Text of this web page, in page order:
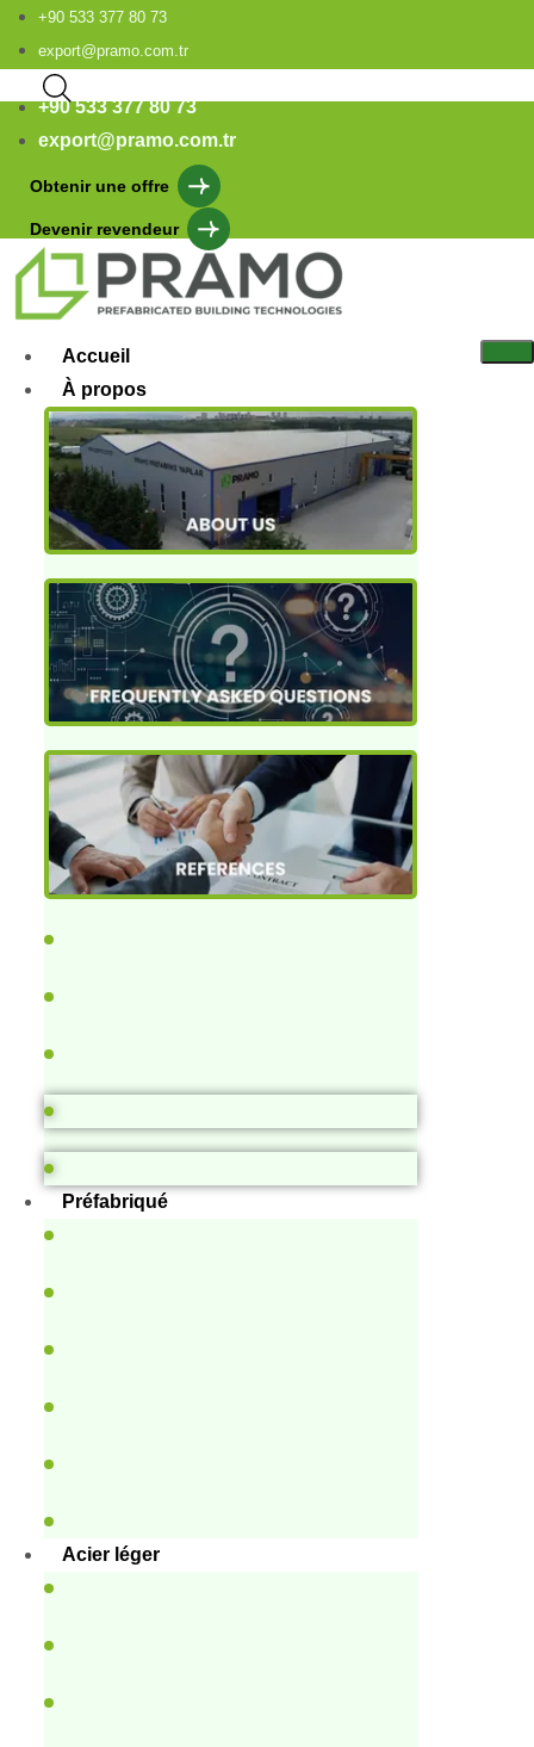
+90 533 377 80 73
export@pramo.com.tr
+90 533 377 80 73
export@pramo.com.tr
Obtenir une offre
Devenir revendeur
Accueil
À propos
Préfabriqué
Acier léger